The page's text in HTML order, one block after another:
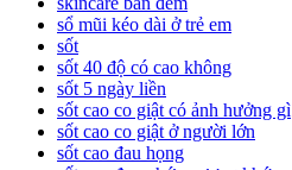
sổ mũi kéo dài ở trẻ em
sốt
sốt 40 độ có cao không
sốt 5 ngày liền
sốt cao co giật có ảnh hưởng gì
sốt cao co giật ở người lớn
sốt cao đau họng